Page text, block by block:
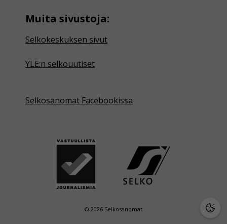
Muita sivustoja:
Selkokeskuksen sivut
YLE:n selkouutiset
Selkosanomat Facebookissa
© 2026 Selkosanomat